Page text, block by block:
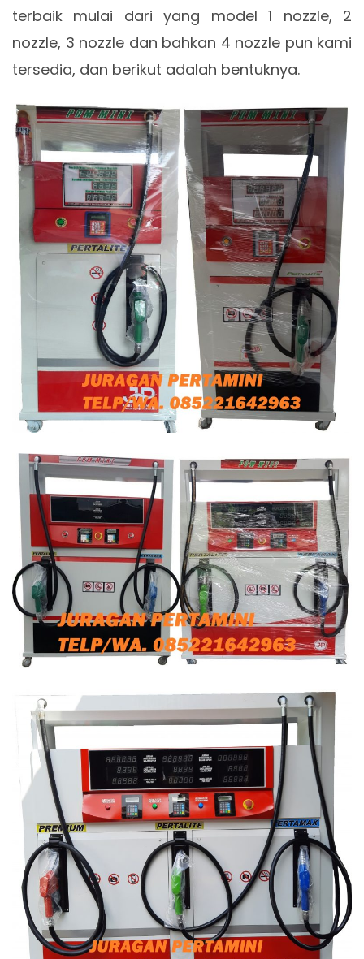
terbaik mulai dari yang model 1 nozzle, 2
nozzle, 3 nozzle dan bahkan 4 nozzle pun kami
tersedia, dan berikut adalah bentuknya.